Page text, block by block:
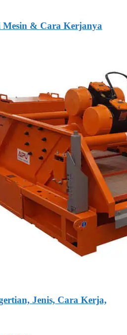
Mesin & Cara Kerjanya
Jenis, Cara Kerja,